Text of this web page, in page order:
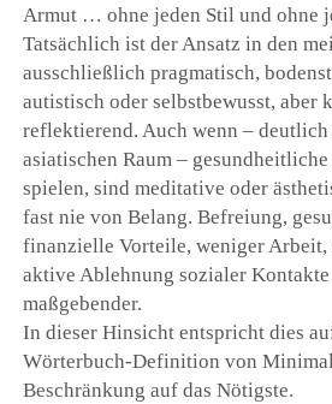
Armut … ohne jeden Stil und ohne
Tatsächlich ist der Ansatz in den
ausschließlich pragmatisch,
autistisch oder selbstbewusst, aber
reflektierend. Auch wenn – deutlich
asiatischen Raum –
spielen, sind meditative oder
fast nie von Belang. Befreiung,
finanzielle Vorteile, weniger
aktive Ablehnung sozialer
maßgebender.
In dieser Hinsicht entspricht dies
Wörterbuch-Definition von
Beschränkung auf das Nötigste.